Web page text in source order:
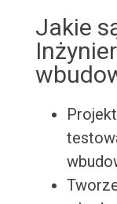
Jakie